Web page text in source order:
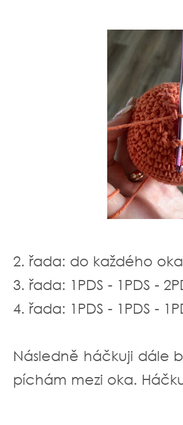
2. řada: do každého oka
3. řada: 1PDS - 1PDS -
4. řada: 1PDS - 1PDS -
Následně háčkuji dále
píchám mezi oka.